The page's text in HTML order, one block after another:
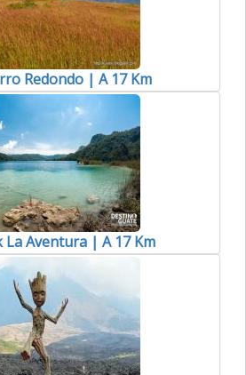
Redondo | A 17 Km
La Aventura | A 17 Km